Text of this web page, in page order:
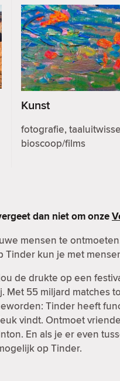
Kunst
fotografie,
bioscoop/films
dan niet om onze
mensen te
Tinder kun je met
de drukte op een
Met 55 miljard matches
Tinder heeft
vindt. Ontmoet
En als je er even
op Tinder.